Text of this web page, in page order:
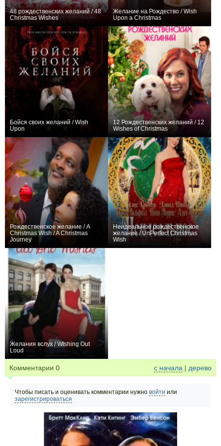
48 рождественских желаний / 48
Christmas Wishes
Желание на Рождество / Wish
Upon a Christmas
Бойся своих желаний / Wish
Upon
12 Рождественских желаний / 12
Wishes of Christmas
Рождественское желание / A
Christmas Wish / A Christmas
Journey
Неидеальное рождественское
желание / UnPerfect Christmas
Wish
Желания вслух / Wishing Out
Loud
Комментарии 0 с начала | дерево
Чтобы писать и оценивать комментарии нужно войти или
зарегистрироваться